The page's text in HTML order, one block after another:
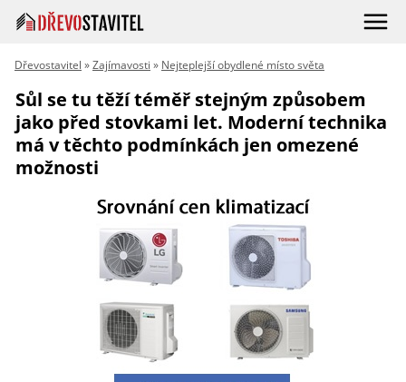
Dřevostavitel »Zajímavosti » Nejteplejší obydlené místo světa
Sůl se tu těží téměř stejným způsobem
jako před stovkami let. Moderní technika
má v těchto podmínkách jen omezené
možnosti